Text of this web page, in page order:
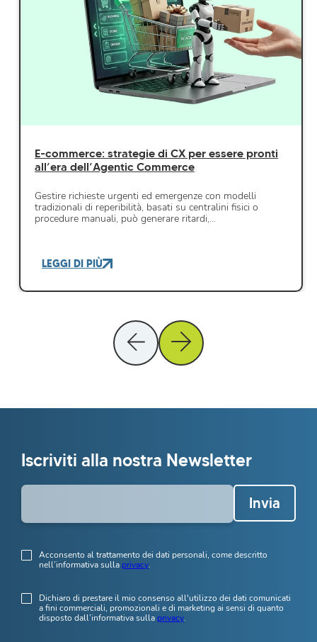
E-commerce: strategie di CX per essere pronti
all’era dell’Agentic Commerce
Gestire richieste urgenti ed emergenze con modelli
tradizionali di reperibilità, basati su centralini fisici o
procedure manuali, può generare ritardi,…
LEGGI DI PIÙ
Iscriviti alla nostra Newsletter
Invia
Acconsento al trattamento dei dati personali, come descritto
nell’informativa sulla privacy.
Dichiaro di prestare il mio consenso all'utilizzo dei dati comunicati
a fini commerciali, promozionali e di marketing ai sensi di quanto
disposto dall’informativa sulla privacy.